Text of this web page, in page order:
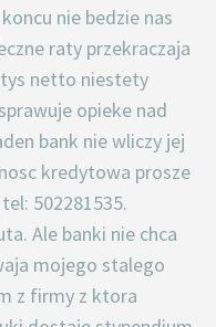
nie bedzie nas
raty przekraczaja
netto niestety
opieke nad
bank nie wliczy jej
kredytowa prosze
502281535.
Ale banki nie chca
mojego stalego
z firmy z ktora